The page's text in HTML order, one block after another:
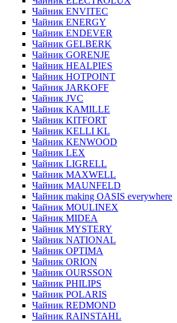
Чайник ENVITEC
Чайник ENERGY
Чайник ENDEVER
Чайник GELBERK
Чайник GORENJE
Чайник HEALPIES
Чайник HOTPOINT
Чайник JARKOFF
Чайник JVC
Чайник KAMILLE
Чайник KITFORT
Чайник KELLI KL
Чайник KENWOOD
Чайник LEX
Чайник LIGRELL
Чайник MAXWELL
Чайник MAUNFELD
Чайник making OASIS everywhere
Чайник MOULINEX
Чайник MIDEA
Чайник MYSTERY
Чайник NATIONAL
Чайник OPTIMA
Чайник ORION
Чайник OURSSON
Чайник PHILIPS
Чайник POLARIS
Чайник REDMOND
Чайник RAINSTAHL